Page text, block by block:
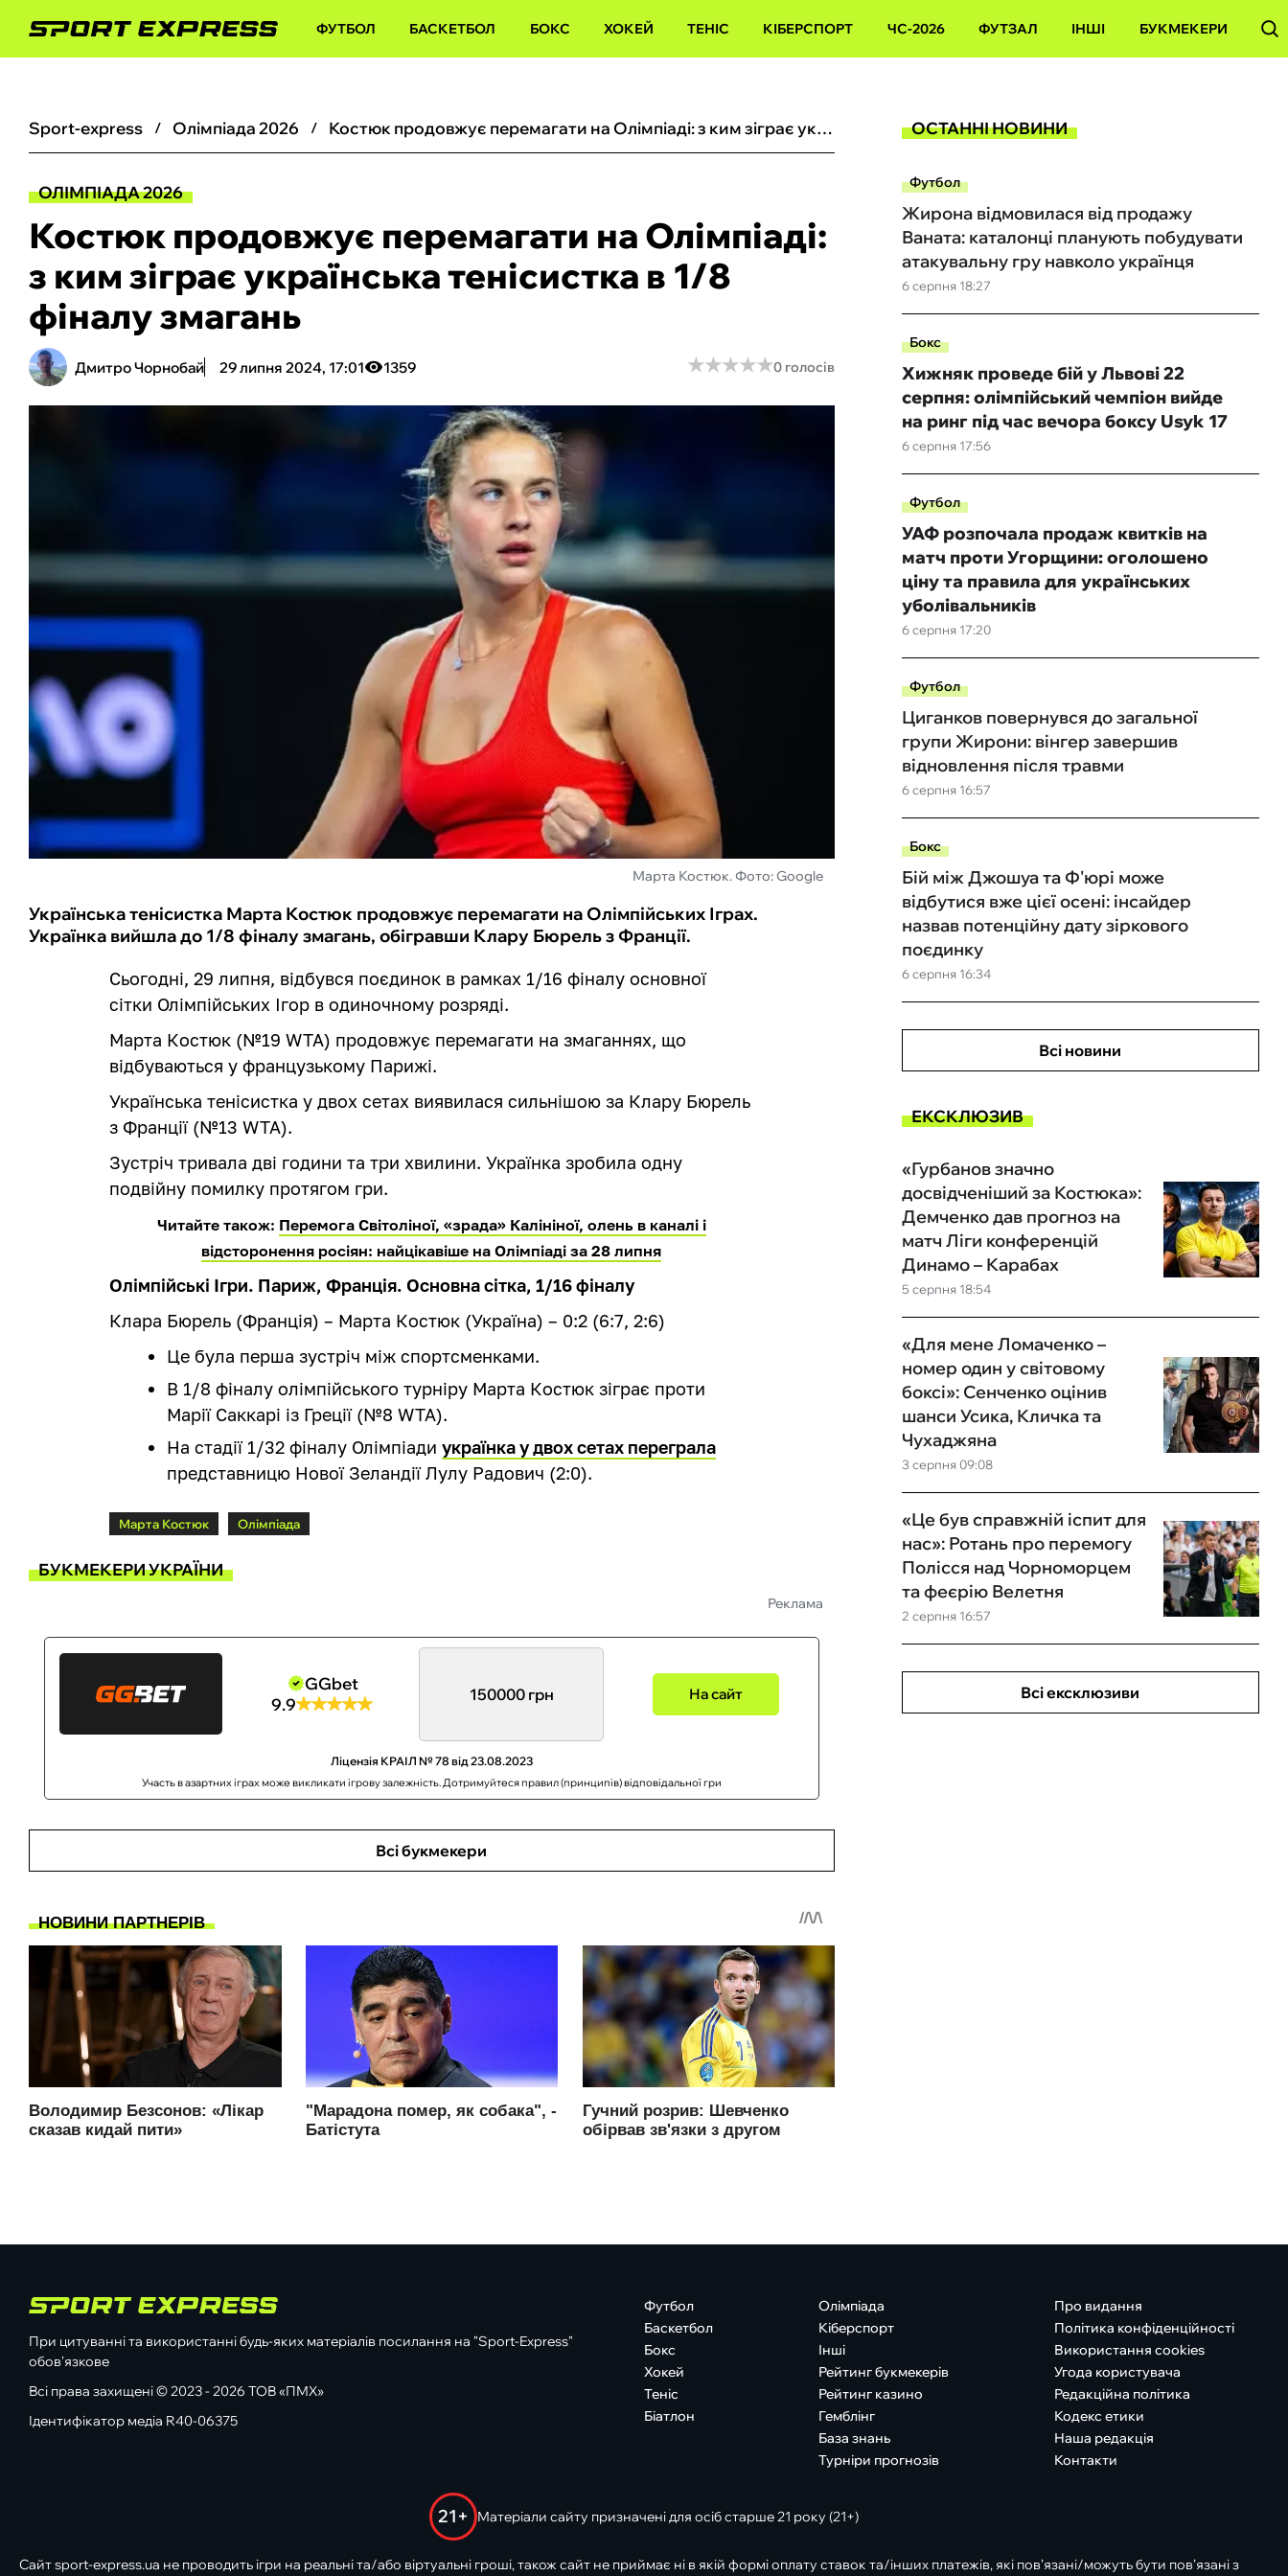
ФУТБОЛ БАСКЕТБОЛ БОКС ХОКЕЙ ТЕНІС КІБЕРСПОРТ ЧС-2026 ФУТЗАЛ ІНШІ БУКМЕКЕРИ
sport-express олімпіада 2026 Костюк продовжує перемагати на Олімпіаді: з ким зіграє українська тенісистка в 1/8 фіналу змагань
ОЛІМПІАДА 2026
Костюк продовжує перемагати на Олімпіаді:
з ким зіграє українська тенісистка в 1/8
фіналу змагань
Дмитро Чорнобай 29 липня 2024, 17:01 1359 ★★★★★
★★★★★0 голосів
Марта Костюк. Фото: Google
Українська тенісистка Марта Костюк продовжує перемагати на Олімпійських Іграх.
Українка вийшла до 1/8 фіналу змагань, обігравши Клару Бюрель з Франції.
Сьогодні, 29 липня, відбувся поєдинок в рамках 1/16 фіналу основної
сітки Олімпійських Ігор в одиночному розряді.
Марта Костюк (№19 WTA) продовжує перемагати на змаганнях, що
відбуваються у французькому Парижі.
Українська тенісистка у двох сетах виявилася сильнішою за Клару Бюрель
з Франції (№13 WTA).
Зустріч тривала дві години та три хвилини. Українка зробила одну
подвійну помилку протягом гри.
Читайте також: Перемога Світоліної, «зрада» Калініної, олень в каналі і
відсторонення росіян: найцікавіше на Олімпіаді за 28 липня
Олімпійські Ігри. Париж, Франція. Основна сітка, 1/16 фіналу
Клара Бюрель (Франція) – Марта Костюк (Україна) – 0:2 (6:7, 2:6)
Це була перша зустріч між спортсменками.
В 1/8 фіналу олімпійського турніру Марта Костюк зіграє проти
Марії Саккарі із Греції (№8 WTA).
На стадії 1/32 фіналу Олімпіадиукраїнка у двох сетах переграла
представницю Нової Зеландії Лулу Радович (2:0).
Марта Костюк Олімпіада
БУКМЕКЕРИ УКРАЇНИ
Реклама
GGbet
9.9
150000 грн На сайт
Ліцензія КРАІЛ № 78 від 23.08.2023
Участь в азартних іграх може викликати ігрову залежність. Дотримуйтеся правил (принципів) відповідальної гри
Всі букмекери
ОСТАННІ НОВИНИ
Футбол
6 серпня 18:27
Жирона відмовилася від продажу
Ваната: каталонці планують побудувати
атакувальну гру навколо українця
Бокс
6 серпня 17:56
Хижняк проведе бій у Львові 22
серпня: олімпійський чемпіон вийде
на ринг під час вечора боксу Usyk 17
Футбол
6 серпня 17:20
УАФ розпочала продаж квитків на
матч проти Угорщини: оголошено
ціну та правила для українських
уболівальників
Футбол
6 серпня 16:57
Циганков повернувся до загальної
групи Жирони: вінгер завершив
відновлення після травми
Бокс
6 серпня 16:34
Бій між Джошуа та Ф'юрі може
відбутися вже цієї осені: інсайдер
назвав потенційну дату зіркового
поєдинку
Всі новини
ЕКСКЛЮЗИВ
5 серпня 18:54
«Гурбанов значно
досвідченіший за Костюка»:
Демченко дав прогноз на
матч Ліги конференцій
Динамо – Карабах
3 серпня 09:08
«Для мене Ломаченко –
номер один у світовому
боксі»: Сенченко оцінив
шанси Усика, Кличка та
Чухаджяна
2 серпня 16:57
«Це був справжній іспит для
нас»: Ротань про перемогу
Полісся над Чорноморцем
та феєрію Велетня
Всі ексклюзиви
При цитуванні та використанні будь-яких матеріалів посилання на "Sport-Express"
обов'язкове
Всі права захищені © 2023 - 2026 ТОВ «ПМХ»
Ідентифікатор медіа R40-06375
Футбол
Баскетбол
Бокс
Хокей
Теніс
Біатлон
Олімпіада
Кіберспорт
Інші
Рейтинг букмекерів
Рейтинг казино
Гемблінг
База знань
Турніри прогнозів
Про видання
Політика конфіденційності
Використання cookies
Угода користувача
Редакційна політика
Кодекс етики
Наша редакція
Контакти
21+ Матеріали сайту призначені для осіб старше 21 року (21+)
Сайт sport-express.ua не проводить ігри на реальні та/або віртуальні гроші, також сайт не приймає ні в якій формі оплату ставок та/інших платежів, які пов’язані/можуть бути пов’язані з